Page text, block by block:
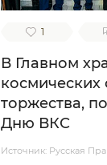
1
В Главном
космических
торжества,
Дню ВКС
Источник: Русская